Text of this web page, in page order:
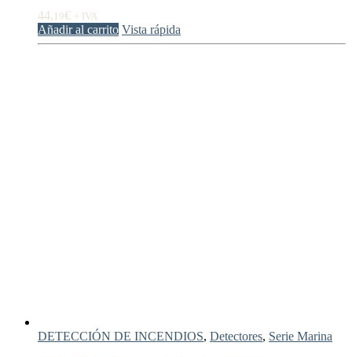
44, 19€ + IVA
Añadir al carrito Vista rápida
DETECCIÓN DE INCENDIOS, Detectores, Serie Marina